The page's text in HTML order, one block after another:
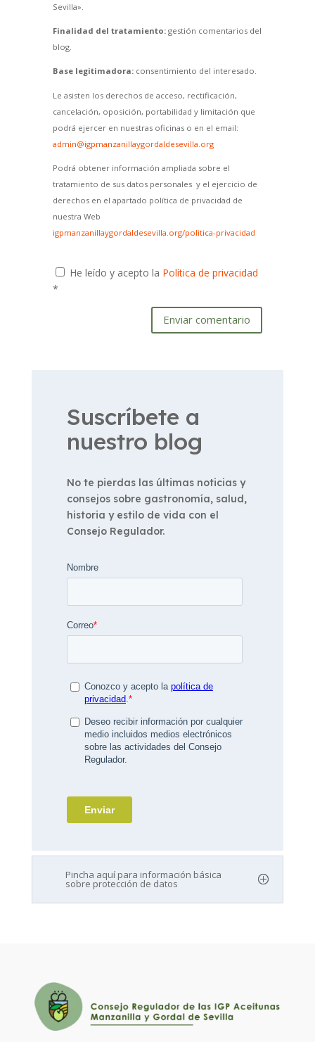
Sevilla».
Finalidad del tratamiento:gestión comentarios del
blog.
Base legitimadora:consentimiento del interesado.
Le asisten los derechos de acceso, rectificación,
cancelación, oposición, portabilidad y limitación que
podrá ejercer en nuestras oficinas o en el email:
admin@igpmanzanillaygordaldesevilla.org
Podrá obtener información ampliada sobre el
tratamiento de sus datos personales y el ejercicio de
derechos en el apartado política de privacidad de
nuestra Web
igpmanzanillaygordaldesevilla.org/politica-privacidad
He leído y acepto la Política de privacidad
*
Enviar comentario
Suscríbete a
nuestro blog
No te pierdas las últimas noticias y
consejos sobre gastronomía, salud,
historia y estilo de vida con el
Consejo Regulador.
Pincha aquí para información básica
sobre protección de datos